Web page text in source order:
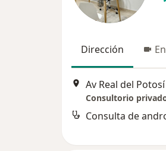
Dirección
Av Real del
Consultorio
Consulta de